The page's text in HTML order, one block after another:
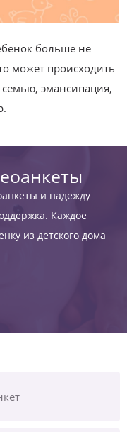
больше не
может происходить
эмансипация,
и надежду
Каждое
из детского дома